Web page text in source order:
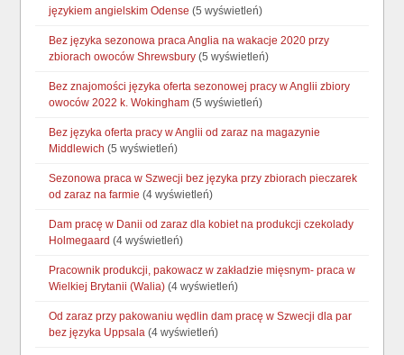
językiem angielskim Odense (5 wyświetleń)
Bez języka sezonowa praca Anglia na wakacje 2020 przy
zbiorach owoców Shrewsbury (5 wyświetleń)
Bez znajomości języka oferta sezonowej pracy w Anglii zbiory
owoców 2022 k. Wokingham (5 wyświetleń)
Bez języka oferta pracy w Anglii od zaraz na magazynie
Middlewich (5 wyświetleń)
Sezonowa praca w Szwecji bez języka przy zbiorach pieczarek
od zaraz na farmie (4 wyświetleń)
Dam pracę w Danii od zaraz dla kobiet na produkcji czekolady
Holmegaard (4 wyświetleń)
Pracownik produkcji, pakowacz w zakładzie mięsnym- praca w
Wielkiej Brytanii (Walia) (4 wyświetleń)
Od zaraz przy pakowaniu wędlin dam pracę w Szwecji dla par
bez języka Uppsala (4 wyświetleń)